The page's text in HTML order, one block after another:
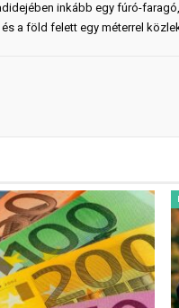
inkább egy fúró-
a föld felett egy méterrel